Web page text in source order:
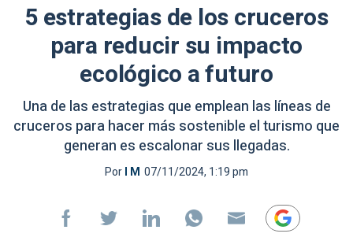
5 estrategias de los cruceros
para reducir su impacto
ecológico a futuro
Una de las estrategias que emplean las líneas de
cruceros para hacer más sostenible el turismo que
generan es escalonar sus llegadas.
PorI M 07/11/2024, 1:19 pm